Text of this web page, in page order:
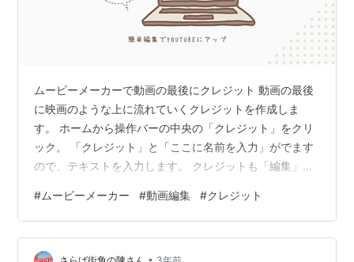
ムービーメーカーで動画の最後にクレジット 動画の最後
に映画のような上に流れていくクレジットを作成しま
す。 ホームから操作バーの中央の「クレジット」をクリ
ック。 「クレジット」と「ここに名前を入力」がでます
ので、テキストを入力します。 クレジットも「編集」ボ
グ参加中【公式】2023年開設ブログ ランキング参加中雑
談 ランキング参加中挑戦する40代・50代 ランキング参
加中雑談・日記を書きたい人のグループ
#ムービーメーカー #動画編集 #クレジット
•